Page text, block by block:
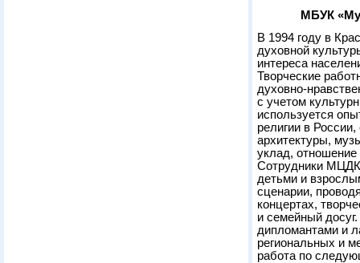
МБУК
В 1994 году в
духовной
интереса
Творческие
духовно-
с учетом
используется
религии в
архитектуры,
уклад,
Сотрудники МЦДК
детьми и
сценарии,
концертах,
и семейный
дипломантами и
региональных и
работа по